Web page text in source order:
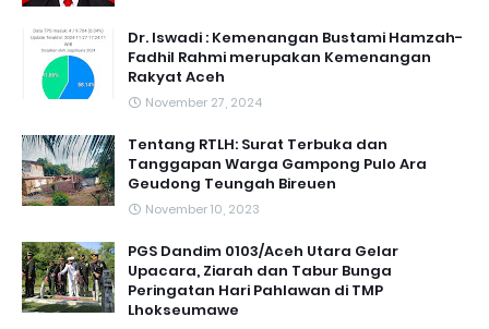
Dr. Iswadi : Kemenangan Bustami Hamzah-
Fadhil Rahmi merupakan Kemenangan
Rakyat Aceh
November 27, 2024
Tentang RTLH: Surat Terbuka dan
Tanggapan Warga Gampong Pulo Ara
Geudong Teungah Bireuen
November 10, 2023
PGS Dandim 0103/Aceh Utara Gelar
Upacara, Ziarah dan Tabur Bunga
Peringatan Hari Pahlawan di TMP
Lhokseumawe